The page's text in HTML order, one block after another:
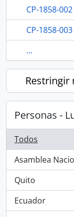
CP-1858-002
CP-1858-003
...
Restringir
Personas -
Todos
Asamblea
, 1164
Quito
, 1164 resultados
Ecuador
, 1164 resultados